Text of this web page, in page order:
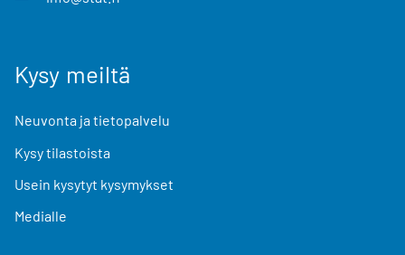
Kysy meiltä
Neuvonta ja tietopalvelu
Kysy tilastoista
Usein kysytyt kysymykset
Medialle